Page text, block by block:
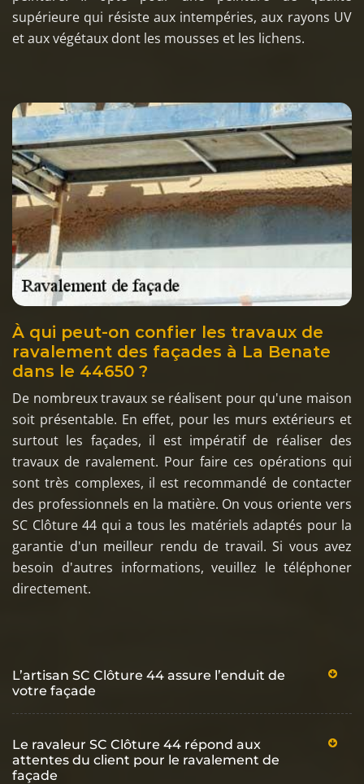
supérieure qui résiste aux intempéries, aux rayons UV
et aux végétaux dont les mousses et les lichens.
À qui peut-on confier les travaux de
ravalement des façades à La Benate
dans le 44650 ?
De nombreux travaux se réalisent pour qu'une maison
soit présentable. En effet, pour les murs extérieurs et
surtout les façades, il est impératif de réaliser des
travaux de ravalement. Pour faire ces opérations qui
sont très complexes, il est recommandé de contacter
des professionnels en la matière. On vous oriente vers
SC Clôture 44 qui a tous les matériels adaptés pour la
garantie d'un meilleur rendu de travail. Si vous avez
besoin d'autres informations, veuillez le téléphoner
directement.
L’artisan SC Clôture 44 assure l’enduit de
votre façade
Le ravaleur SC Clôture 44 répond aux
attentes du client pour le ravalement de
façade